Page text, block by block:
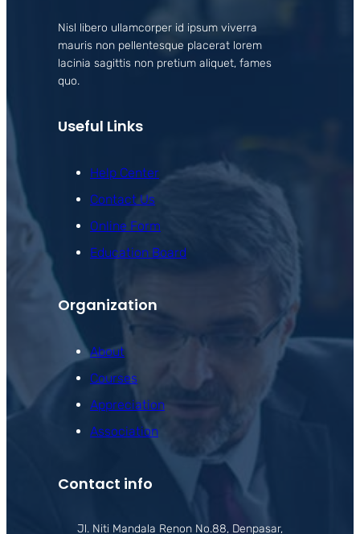
Nisl libero ullamcorper id ipsum viverra
mauris non pellentesque placerat lorem
lacinia sagittis non pretium aliquet, fames
quo.
Useful Links
Help Center
Contact Us
Online Form
Education Board
Organization
About
Courses
Appreciation
Association
Contact info
Jl. Niti Mandala Renon No.88, Denpasar,